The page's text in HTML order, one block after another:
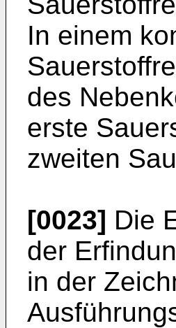
In einem
des
erste
zweiten
[0023] Die
der
in der